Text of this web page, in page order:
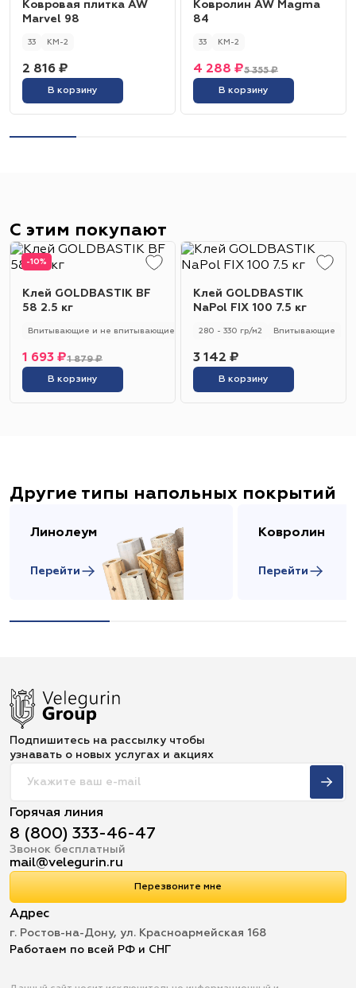
Ковровая плитка AW
Marvel 98
33 КМ-2
2 816 ₽
В корзину
Ковролин AW Magma
84
33 КМ-2
5 355 ₽
4 288 ₽
В корзину
С этим покупают
-10%
Клей GOLDBASTIK BF
58 2.5 кг
Впитывающие и не впитывающие 250 - 280 гр/м2 Универсальный
1 879 ₽
1 693 ₽
В корзину
Клей GOLDBASTIK
NaPol FIX 100 7.5 кг
280 - 330 гр/м2 Впитывающие
3 142 ₽
В корзину
Другие типы напольных покрытий
Линолеум
Перейти
Ковролин
Перейти
Подпишитесь на рассылку чтобы
узнавать о новых услугах и акциях
Горячая линия
8 (800) 333-46-47
Звонок бесплатный
mail@velegurin.ru
Перезвоните мне
Адрес
г. Ростов-на-Дону, ул. Красноармейская 168
Работаем по всей РФ и СНГ